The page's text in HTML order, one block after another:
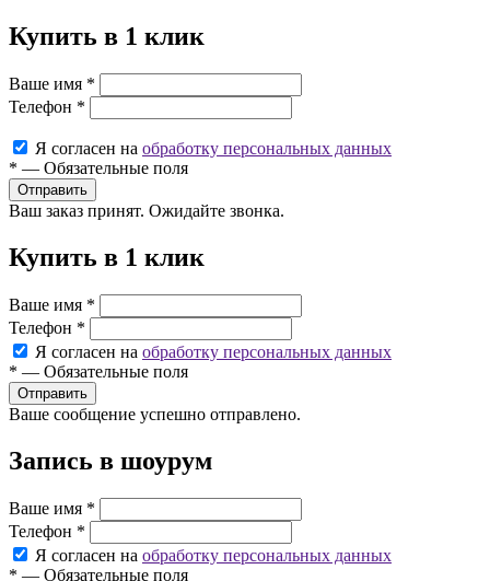
Купить в 1 клик
Ваше имя *
Телефон *
Я согласен на обработку персональных данных
* — Обязательные поля
Ваш заказ принят. Ожидайте звонка.
Купить в 1 клик
Ваше имя *
Телефон *
Я согласен на обработку персональных данных
* — Обязательные поля
Ваше сообщение успешно отправлено.
Запись в шоурум
Ваше имя *
Телефон *
Я согласен на обработку персональных данных
* — Обязательные поля